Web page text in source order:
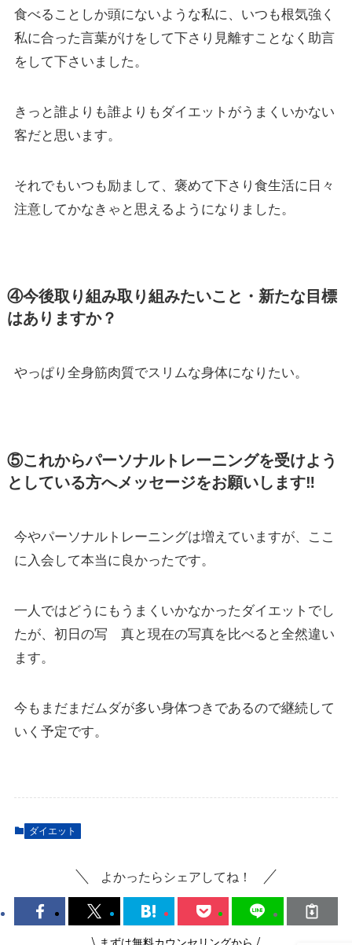
食べることしか頭にないような私に、いつも根気強く
私に合った言葉がけをして下さり見離すことなく助言
をして下さいました。
きっと誰よりも誰よりもダイエットがうまくいかない
客だと思います。
それでもいつも励まして、褒めて下さり食生活に日々
注意してかなきゃと思えるようになりました。
④今後取り組み取り組みたいこと・新たな目標
はありますか？
やっぱり全身筋肉質でスリムな身体になりたい。
⑤これからパーソナルトレーニングを受けよう
としている方へメッセージをお願いします‼
今やパーソナルトレーニングは増えていますが、ここ
に入会して本当に良かったです。
一人ではどうにもうまくいかなかったダイエットでし
たが、初日の写 真と現在の写真を比べると全然違い
ます。
今もまだまだムダが多い身体つきであるので継続して
いく予定です。
ダイエット
よかったらシェアしてね！